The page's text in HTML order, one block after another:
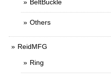
BeltBuckle
Others
ReidMFG
Ring